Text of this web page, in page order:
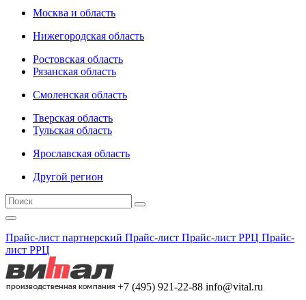
Москва и область
Нижегородская область
Ростовская область
Рязанская область
Смоленская область
Тверская область
Тульская область
Ярославская область
Другой регион
Прайс-лист партнерский Прайс-лист Прайс-лист РРЦ Прайс-
лист РРЦ
+7 (495) 921-22-88 info@vital.ru